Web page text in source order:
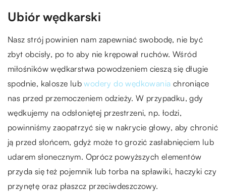
Ubiór wędkarski
Nasz strój powinien nam zapewniać swobodę, nie być
zbyt obcisły, po to aby nie krępował ruchów. Wśród
miłośników wędkarstwa powodzeniem cieszą się długie
spodnie, kalosze lubwodery do wędkowania chroniące
nas przed przemoczeniem odzieży. W przypadku, gdy
wędkujemy na odsłoniętej przestrzeni, np. łodzi,
powinniśmy zaopatrzyć się w nakrycie głowy, aby chronić
ją przed słońcem, gdyż może to grozić zasłabnięciem lub
udarem słonecznym. Oprócz powyższych elementów
przyda się też pojemnik lub torba na spławiki, haczyki czy
przynętę oraz płaszcz przeciwdeszczowy.